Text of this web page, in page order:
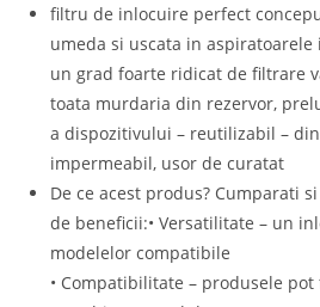
filtru de inlocuire perfect
umeda si uscata in
un grad foarte ridicat de filtrare
toata murdaria din rezervor,
a dispozitivului – reutilizabil –
impermeabil, usor de curatat
De ce acest produs? Cumparati
de beneficii:• Versatilitate – un
modelelor compatibile
• Compatibilitate – produsele